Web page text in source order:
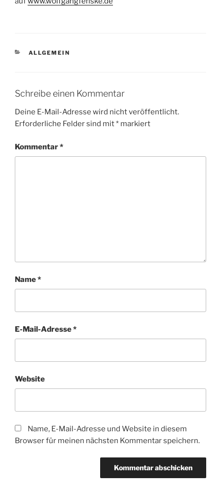
KATEGORIEN
ALLGEMEIN
Schreibe einen Kommentar
Deine E-Mail-Adresse wird nicht veröffentlicht.
Erforderliche Felder sind mit* markiert
Kommentar*
Name*
E-Mail-Adresse*
Website
Name, E-Mail-Adresse und Website in diesem
Browser für meinen nächsten Kommentar speichern.